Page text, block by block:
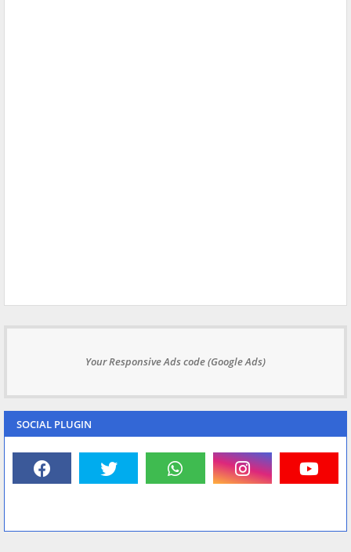
Your Responsive Ads code (Google Ads)
SOCIAL PLUGIN